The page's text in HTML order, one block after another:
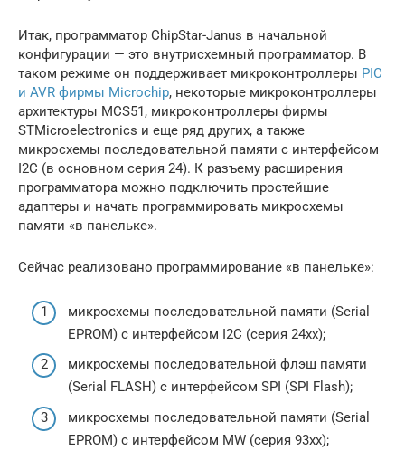
Итак, программатор ChipStar-Janus в начальной
конфигурации — это внутрисхемный программатор. В
таком режиме он поддерживает микроконтроллеры PIC
и AVR фирмы Microchip, некоторые микроконтроллеры
архитектуры MCS51, микроконтроллеры фирмы
STMicroelectronics и еще ряд других, а также
микросхемы последовательной памяти с интерфейсом
I2C (в основном серия 24). К разъему расширения
программатора можно подключить простейшие
адаптеры и начать программировать микросхемы
памяти «в панельке».
Сейчас реализовано программирование «в панельке»:
микросхемы последовательной памяти (Serial
EPROM) с интерфейсом I2C (серия 24xx);
микросхемы последовательной флэш памяти
(Serial FLASH) с интерфейсом SPI (SPI Flash);
микросхемы последовательной памяти (Serial
EPROM) с интерфейсом MW (серия 93xx);